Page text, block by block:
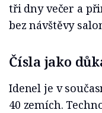
tři dny večer a
bez návštěvy
Čísla jako
Idenel je v
40 zemích.